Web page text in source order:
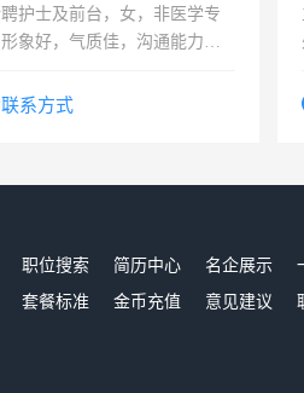
护士及前台，女，非医学专
象好，气质佳，沟通能力
系方式
职位搜索 简历中心 名企展示
套餐标准
金币充值 意见建议